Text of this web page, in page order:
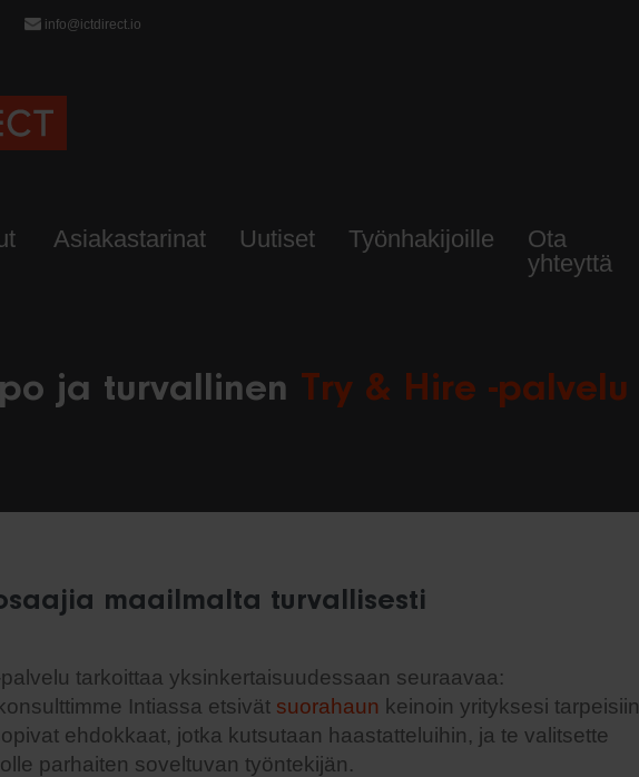
info@ictdirect.io
Asiakastarinat Uutiset Työnhakijoille
Ota
yhteyttä
ja turvallinen Try & Hire -palvelu
maailmalta turvallisesti
tarkoittaa yksinkertaisuudessaan seuraavaa:
Intiassa etsivät suorahaun keinoin yrityksesi tarpeisiin
ehdokkaat, jotka kutsutaan haastatteluihin, ja te valitsette
parhaiten soveltuvan työntekijän.